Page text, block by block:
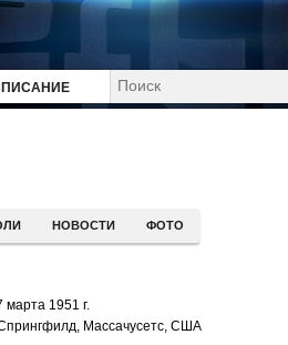
НОВОСТИ ФОТО
1951 г.
Массачусетс, США